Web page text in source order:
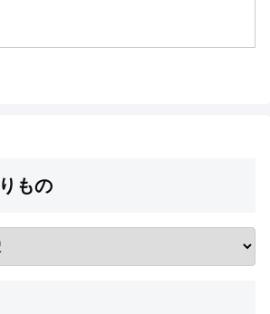
もの